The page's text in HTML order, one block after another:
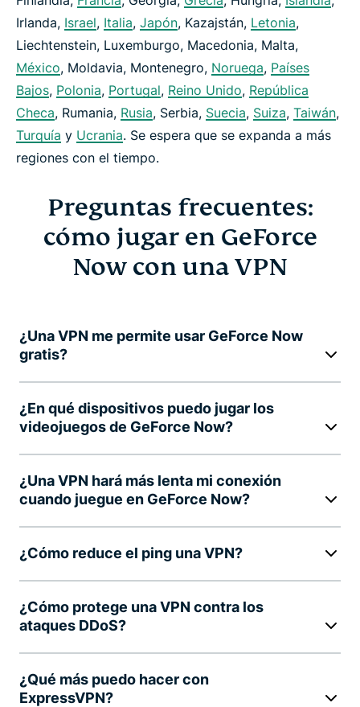
Irlanda, Israel, Italia, Japón, Kazajstán, Letonia,
Liechtenstein, Luxemburgo, Macedonia, Malta,
México, Moldavia, Montenegro, Noruega, Países
Bajos, Polonia, Portugal, Reino Unido, República
Checa, Rumania, Rusia, Serbia, Suecia, Suiza, Taiwán,
Turquía y Ucrania. Se espera que se expanda a más
regiones con el tiempo.
Preguntas frecuentes:
cómo jugar en GeForce
Now con una VPN
¿Una VPN me permite usar GeForce Now
gratis?
¿En qué dispositivos puedo jugar los
videojuegos de GeForce Now?
¿Una VPN hará más lenta mi conexión
cuando juegue en GeForce Now?
¿Cómo reduce el ping una VPN?
¿Cómo protege una VPN contra los
ataques DDoS?
¿Qué más puedo hacer con
ExpressVPN?